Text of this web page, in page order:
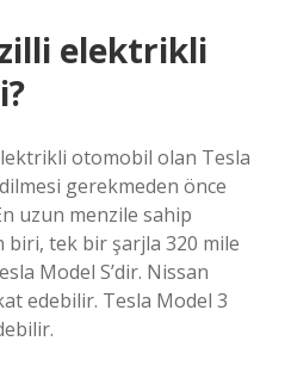
elektrikli
otomobil olan Tesla
gerekmeden önce
uzun menzile sahip
tek bir şarjla 320 mile
Model S’dir. Nissan
edebilir. Tesla Model 3